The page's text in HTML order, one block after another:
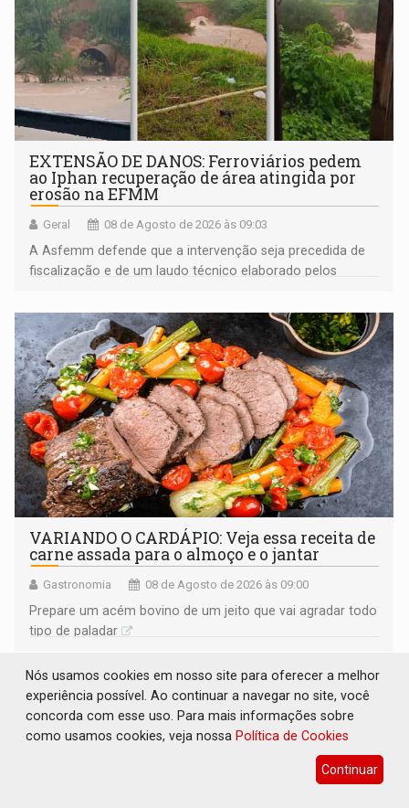
EXTENSÃO DE DANOS: Ferroviários pedem
ao Iphan recuperação de área atingida por
erosão na EFMM
Geral 08 de Agosto de 2026 às 09:03
A Asfemm defende que a intervenção seja precedida de
fiscalização e de um laudo técnico elaborado pelos
VARIANDO O CARDÁPIO: Veja essa receita de
carne assada para o almoço e o jantar
Gastronomia 08 de Agosto de 2026 às 09:00
Prepare um acém bovino de um jeito que vai agradar todo
tipo de paladar
Nós usamos cookies em nosso site para oferecer a melhor
experiência possível. Ao continuar a navegar no site, você
concorda com esse uso. Para mais informações sobre
como usamos cookies, veja nossa Política de Cookies
Continuar